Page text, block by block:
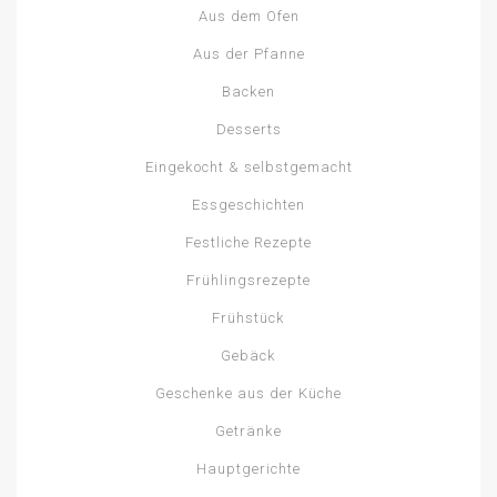
Aus dem Ofen
Aus der Pfanne
Backen
Desserts
Eingekocht & selbstgemacht
Essgeschichten
Festliche Rezepte
Frühlingsrezepte
Frühstück
Gebäck
Geschenke aus der Küche
Getränke
Hauptgerichte